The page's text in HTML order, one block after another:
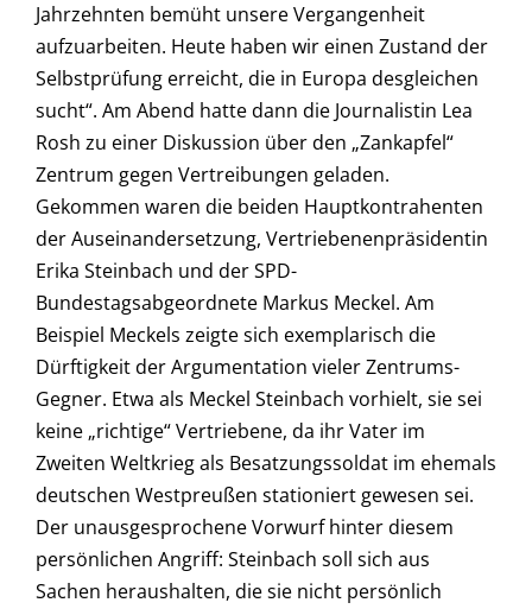
Jahrzehnten bemüht unsere Vergangenheit
aufzuarbeiten. Heute haben wir einen Zustand der
Selbstprüfung erreicht, die in Europa desgleichen
sucht“. Am Abend hatte dann die Journalistin Lea
Rosh zu einer Diskussion über den „Zankapfel“
Zentrum gegen Vertreibungen geladen.
Gekommen waren die beiden Hauptkontrahenten
der Auseinandersetzung, Vertriebenenpräsidentin
Erika Steinbach und der SPD-
Bundestagsabgeordnete Markus Meckel. Am
Beispiel Meckels zeigte sich exemplarisch die
Dürftigkeit der Argumentation vieler Zentrums-
Gegner. Etwa als Meckel Steinbach vorhielt, sie sei
keine „richtige“ Vertriebene, da ihr Vater im
Zweiten Weltkrieg als Besatzungssoldat im ehemals
deutschen Westpreußen stationiert gewesen sei.
Der unausgesprochene Vorwurf hinter diesem
persönlichen Angriff: Steinbach soll sich aus
Sachen heraushalten, die sie nicht persönlich